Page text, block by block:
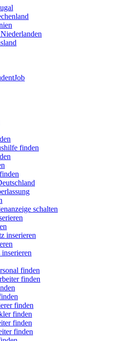
finden
schalten
inserieren
finden
finden
finden
finden
finden
finden